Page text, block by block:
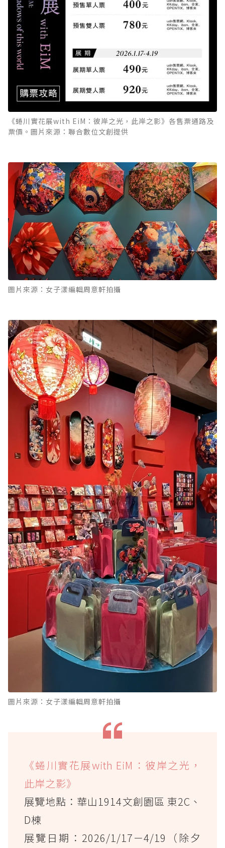
《蜷川實花展with EiM：彼岸之光，此岸之影》各售票通路及
票價。圖片來源：聯合數位文創提供
圖片來源：女子漾編輯周意軒拍攝
圖片來源：女子漾編輯周意軒拍攝
《蜷川實花展with EiM：彼岸之光，
此岸之影》
展覽地點：華山1914文創園區 東2C、
D棟
展覽日期：2026/1/17－4/19（除夕